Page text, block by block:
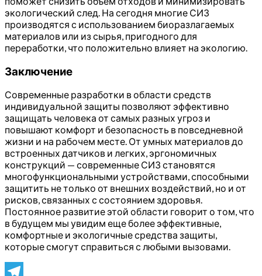
экологический след. На сегодня многие СИЗ
производятся с использованием биоразлагаемых
материалов или из сырья, пригодного для
переработки, что положительно влияет на экологию.
Заключение
Современные разработки в области средств
индивидуальной защиты позволяют эффективно
защищать человека от самых разных угроз и
повышают комфорт и безопасность в повседневной
жизни и на рабочем месте. От умных материалов до
встроенных датчиков и легких, эргономичных
конструкций — современные СИЗ становятся
многофункциональными устройствами, способными
защитить не только от внешних воздействий, но и от
рисков, связанных с состоянием здоровья.
Постоянное развитие этой области говорит о том, что
в будущем мы увидим еще более эффективные,
комфортные и экологичные средства защиты,
которые смогут справиться с любыми вызовами.